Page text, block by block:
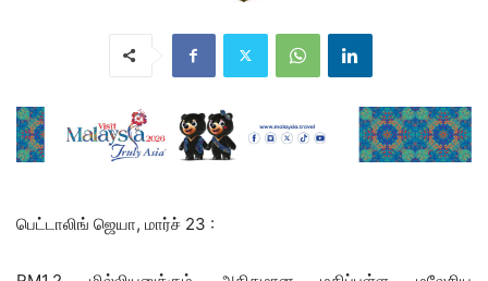
பெட்டாலிங் ஜெயா, மார்ச் 23 :